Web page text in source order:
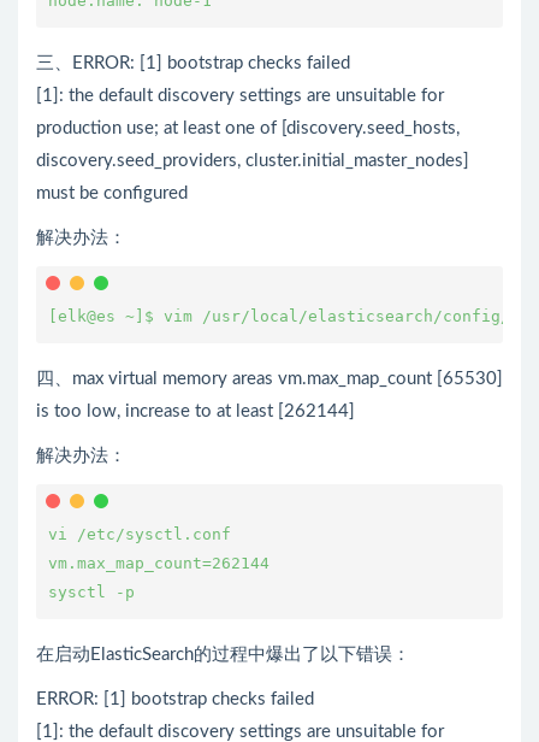
三、ERROR: [1] bootstrap checks failed
[1]: the default discovery settings are unsuitable for
production use; at least one of [discovery.seed_hosts,
discovery.seed_providers, cluster.initial_master_nodes]
must be configured
解决办法：
[elk@es ~]$ vim /usr/local/elasticsearch/config/
四、max virtual memory areas vm.max_map_count [65530]
is too low, increase to at least [262144]
解决办法：
vi /etc/sysctl.conf
vm.max_map_count=262144
sysctl -p
在启动ElasticSearch的过程中爆出了以下错误：
ERROR: [1] bootstrap checks failed
[1]: the default discovery settings are unsuitable for